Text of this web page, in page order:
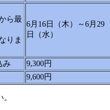
ら最
りま
6月16日（木）～6月29
日（水）
み
9,300円
9,600円